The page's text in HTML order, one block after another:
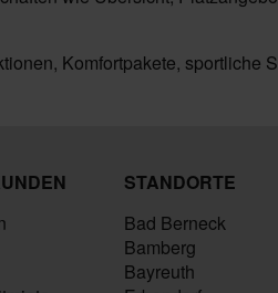
Komfortpakete, sportliche
STANDORTE
Bad Berneck
Bamberg
Bayreuth